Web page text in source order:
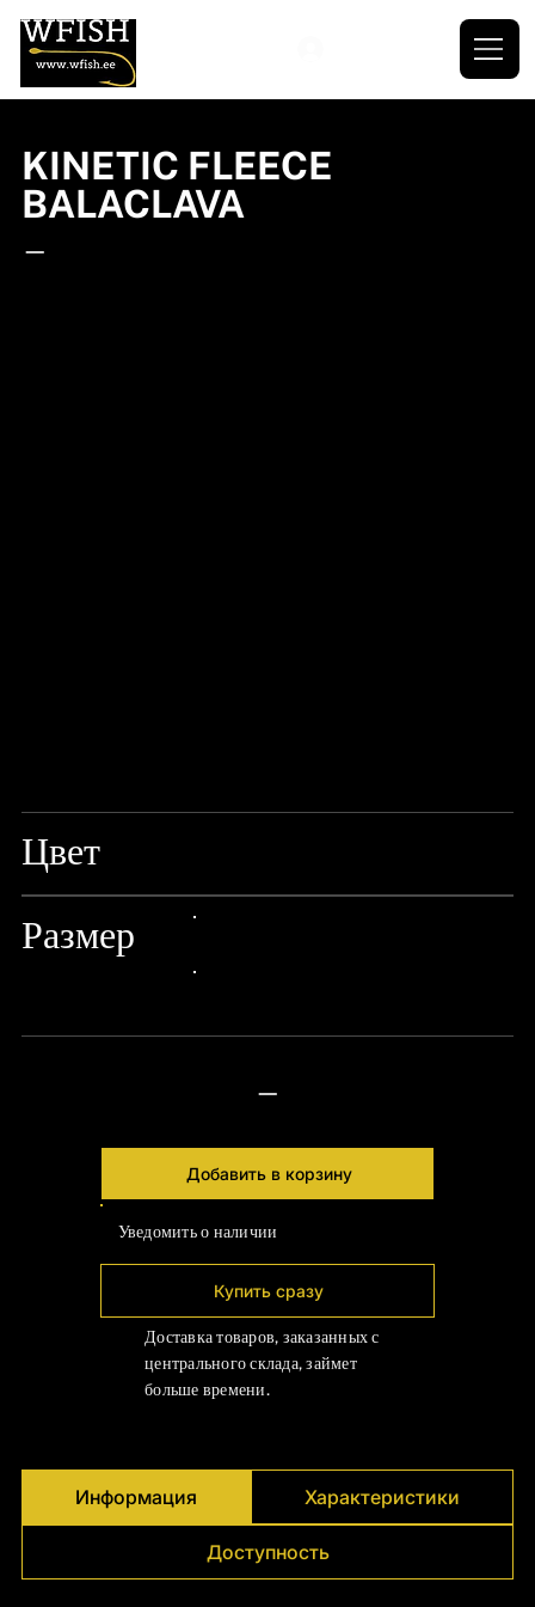
Цвет
Размер
—
Добавить в корзину
Уведомить о наличии
Купить сразу
Доставка товаров, заказанных с
центрального склада, займет
больше времени.
Информация Характеристики
Доступность
KINETIC FLEECE
BALACLAVA
—